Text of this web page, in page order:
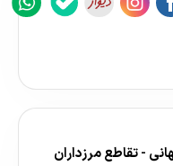
- تقاطع مرزداران